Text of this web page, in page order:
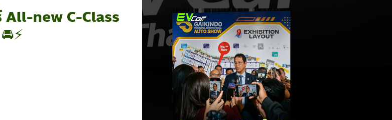
All-new C-Class